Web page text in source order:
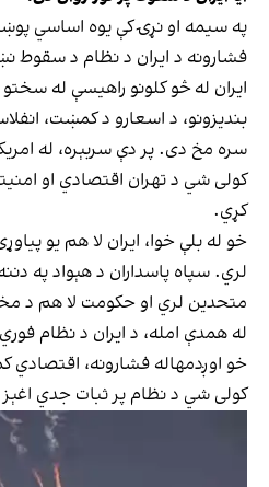
په سیمه او نړۍ کې یوه اساسي
فشارونه د ایران د نظام د سقوط
ایران له څو کلونو راهیسې له
بندیزونو، د اسعارو د کمښت،
سره مخ دی. پر دې سربېره، له
کولی شي د تهران اقتصادي او
کړي.
خو له بلې خوا، ایران لا هم یو
لري. سپاه پاسداران د هېواد په
متحدین لري او حکومت لا هم د
له همدې امله، د ایران د نظام
خو اوږدمهاله فشارونه، اقتصادي
کولی شي د نظام پر ثبات جدي